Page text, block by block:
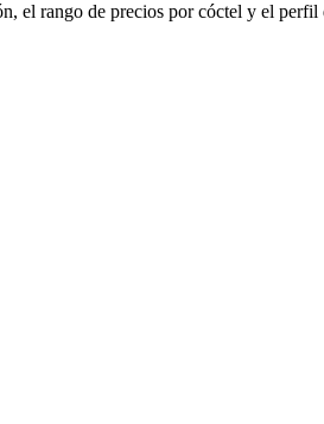
el rango de precios por cóctel y el